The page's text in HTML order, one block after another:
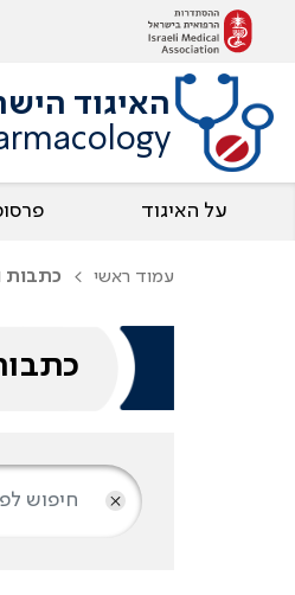
האיגוד
על האיגוד
עמוד ראשי כתבות